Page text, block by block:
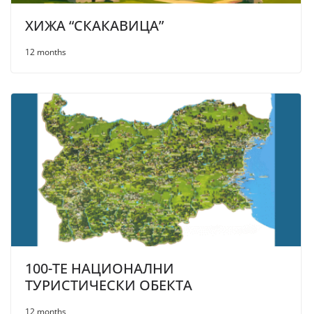
ХИЖА “СКАКАВИЦА”
12 months
100-ТЕ НАЦИОНАЛНИ
ТУРИСТИЧЕСКИ ОБЕКТА
12 months